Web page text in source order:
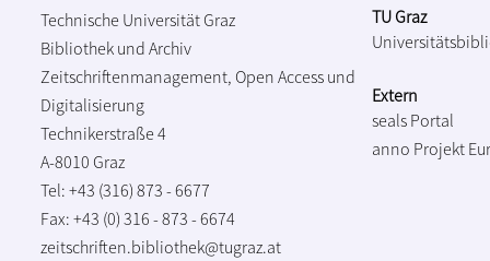
Technische Universität Graz
Bibliothek und Archiv
Zeitschriftenmanagement, Open Access und
Digitalisierung
Technikerstraße 4
A-8010 Graz
Tel: +43 (316) 873 - 6677
Fax: +43 (0) 316 - 873 - 6674
zeitschriften.bibliothek@tugraz.at
TU Graz
Extern
seals Portal
anno Projekt